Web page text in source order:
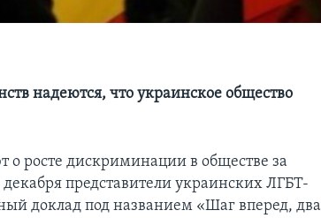
надеются, что украинское общество
о росте дискриминации в обществе за
представители украинских ЛГБТ-
доклад под названием «Шаг вперед, два